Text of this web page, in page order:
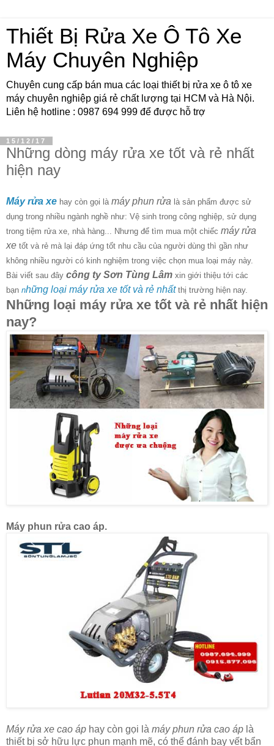
Thiết Bị Rửa Xe Ô Tô Xe
Máy Chuyên Nghiệp
Chuyên cung cấp bán mua các loại thiết bị rửa xe ô tô xe
máy chuyên nghiệp giá rẻ chất lượng tại HCM và Hà Nội.
Liên hệ hotline : 0987 694 999 để được hỗ trợ
15/12/17
Những dòng máy rửa xe tốt và rẻ nhất
hiện nay
Máy rửa xe hay còn gọi là máy phun rửa là sản phẩm được sử
dụng trong nhiều ngành nghề như: Vệ sinh trong công nghiệp, sử dụng
trong tiệm rửa xe, nhà hàng... N hưng để tìm mua một chiếc máy rửa
xe tốt và rẻ mà lại đáp ứng tốt nhu cầu của người dùng thì gần như
không nhiều người có kinh nghiệm trong việc chọn mua loại máy này.
Bài viết sau đây công ty Sơn Tùng Lâm xin giới thiệu tới các
bạn những loại máy rửa xe tốt và rẻ nhấtthị trường hiện nay.
Những loại máy rửa xe tốt và rẻ nhất hiện
nay?
Máy phun rửa cao áp.
Máy rửa xe cao áp hay còn gọi là máy phun rửa cao áp là
thiết bị sở hữu lực phun mạnh mẽ, có thể đánh bay vết bẩn